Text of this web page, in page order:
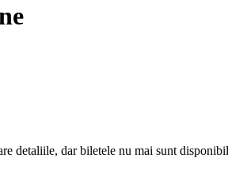
detaliile, dar biletele nu mai sunt